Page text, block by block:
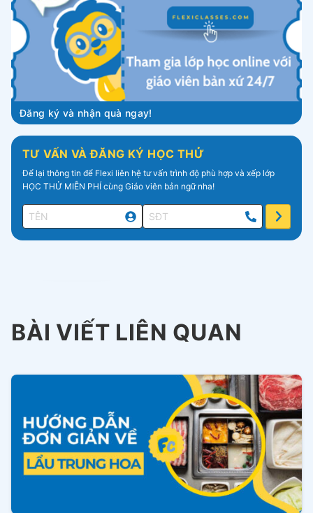
Đăng ký và nhận quà ngay!
TƯ VẤN VÀ ĐĂNG KÝ HỌC THỬ
Để lại thông tin để Flexi liên hệ tư vấn trình độ phù hợp và xếp lớp
HỌC THỬ MIỄN PHÍ cùng Giáo viên bản ngữ nha!
BÀI VIẾT LIÊN QUAN